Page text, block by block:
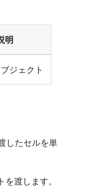
明
ジェクト
したセルを単
渡します。